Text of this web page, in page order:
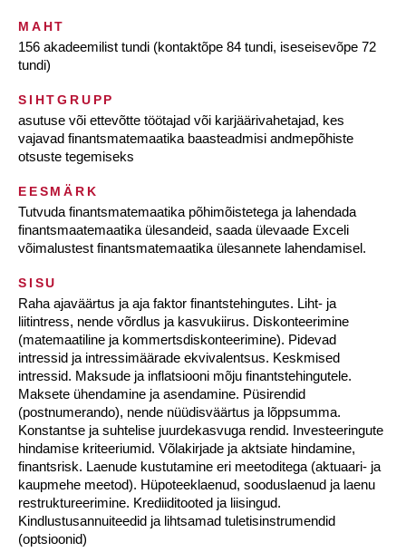
MAHT
156 akadeemilist tundi (kontaktõpe 84 tundi, iseseisevõpe 72
tundi)
SIHTGRUPP
asutuse või ettevõtte töötajad või karjäärivahetajad, kes
vajavad finantsmatemaatika baasteadmisi andmepõhiste
otsuste tegemiseks
EESMÄRK
Tutvuda finantsmatemaatika põhimõistetega ja lahendada
finantsmaatemaatika ülesandeid, saada ülevaade Exceli
võimalustest finantsmatemaatika ülesannete lahendamisel.
SISU
Raha ajaväärtus ja aja faktor finantstehingutes. Liht- ja
liitintress, nende võrdlus ja kasvukiirus. Diskonteerimine
(matemaatiline ja kommertsdiskonteerimine). Pidevad
intressid ja intressimäärade ekvivalentsus. Keskmised
intressid. Maksude ja inflatsiooni mõju finantstehingutele.
Maksete ühendamine ja asendamine. Püsirendid
(postnumerando), nende nüüdisväärtus ja lõppsumma.
Konstantse ja suhtelise juurdekasvuga rendid. Investeeringute
hindamise kriteeriumid. Võlakirjade ja aktsiate hindamine,
finantsrisk. Laenude kustutamine eri meetoditega (aktuaari- ja
kaupmehe meetod). Hüpoteeklaenud, sooduslaenud ja laenu
restruktureerimine. Krediiditooted ja liisingud.
Kindlustusannuiteedid ja lihtsamad tuletisinstrumendid
(optsioonid)